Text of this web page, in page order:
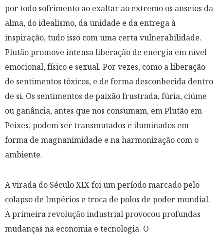
por todo sofrimento ao exaltar ao extremo os anseios da
alma, do idealismo, da unidade e da entrega à
inspiração, tudo isso com uma certa vulnerabilidade.
Plutão promove intensa liberação de energia em nível
emocional, físico e sexual. Por vezes, como a liberação
de sentimentos tóxicos, e de forma desconhecida dentro
de si. Os sentimentos de paixão frustrada, fúria, ciúme
ou ganância, antes que nos consumam, em Plutão em
Peixes, podem ser transmutados e iluminados em
forma de magnanimidade e na harmonização com o
ambiente.
A virada do Século XIX foi um período marcado pelo
colapso de Impérios e troca de polos de poder mundial.
A primeira revolução industrial provocou profundas
mudanças na economia e tecnologia. O